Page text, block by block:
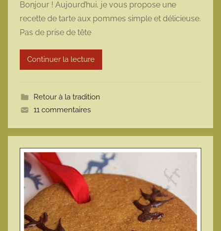
r
m
r
m
t
Bonjour ! Aujourd’hui, je vous propose une
recette de tarte aux pommes simple et délicieuse.
Pas de prise de tête
Continuer la lecture
Retour à la tradition
11 commentaires